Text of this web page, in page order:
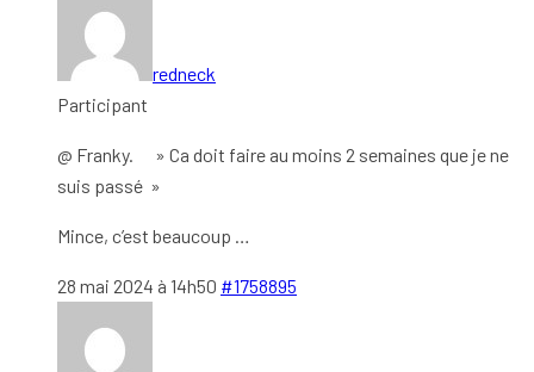
redneck
Participant
@ Franky. » Ca doit faire au moins 2 semaines que je ne
suis passé »
Mince, c’est beaucoup …
28 mai 2024 à 14h50 #1758895